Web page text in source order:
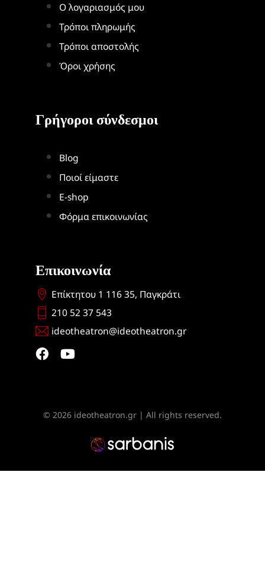
Ο λογαριασμός μου
Τρόποι πληρωμής
Τρόποι αποστολής
Όροι χρήσης
Γρήγοροι σύνδεσμοι
Blog
Ποιοί είμαστε
Ε-shop
Φόρμα επικοινωνίας
Επικοινωνία
Επίκτητου 1 116 35, Παγκράτι
210 52 37 543
ideotheatron@ideotheatron.gr
© 2026 ideotheatron.gr | All rights reserved.